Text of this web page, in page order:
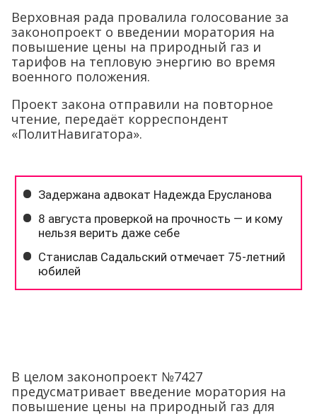
Верховная рада провалила голосование за
законопроект о введении моратория на
повышение цены на природный газ и
тарифов на тепловую энергию во время
военного положения.
Проект закона отправили на повторное
чтение, передаёт корреспондент
«ПолитНавигатора».
В целом законопроект №7427
предусматривает введение моратория на
повышение цены на природный газ для